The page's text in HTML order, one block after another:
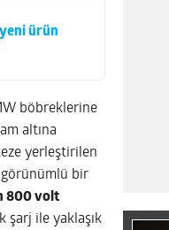
yeni ürün
böbreklerine
altına
yerleştirilen
bir
800 volt
şarj ile yaklaşık